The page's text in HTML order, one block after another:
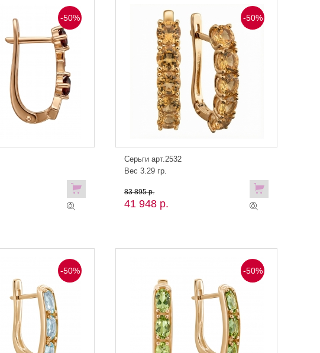
-50% -50%
Серьги арт.2532
Вес 3.29 гр.
41 948 р.
83 895 р.
-50% -50%